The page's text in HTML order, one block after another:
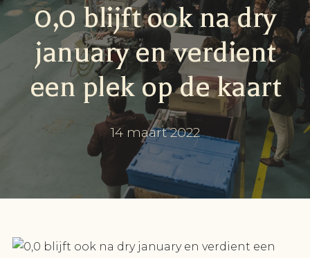
0,0 blijft ook na dry
january en verdient
een plek op de kaart
14 maart 2022